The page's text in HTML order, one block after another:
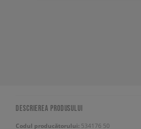
DESCRIEREA PRODUSULUI
Codul producătorului: 534176 50